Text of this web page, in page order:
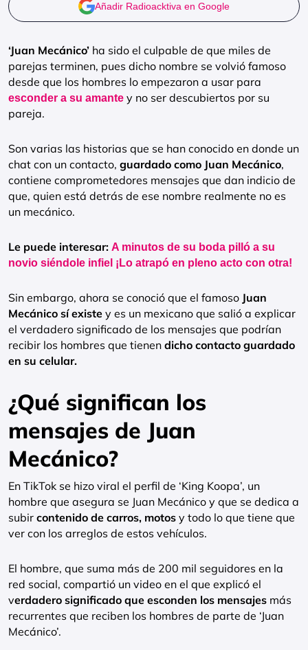
Añadir Radioacktiva en Google
‘Juan Mecánico’ ha sido el culpable de que miles de
parejas terminen, pues dicho nombre se volvió famoso
desde que los hombres lo empezaron a usar para
esconder a su amante y no ser descubiertos por su
pareja.
Son varias las historias que se han conocido en donde un
chat con un contacto, guardado como Juan Mecánico,
contiene comprometedores mensajes que dan indicio de
que, quien está detrás de ese nombre realmente no es
un mecánico.
Le puede interesar: A minutos de su boda pilló a su
novio siéndole infiel ¡Lo atrapó en pleno acto con otra!
Sin embargo, ahora se conoció que el famoso Juan
Mecánico sí existe y es un mexicano que salió a explicar
el verdadero significado de los mensajes que podrían
recibir los hombres que tienen dicho contacto guardado
en su celular.
¿Qué significan los
mensajes de Juan
Mecánico?
En TikTok se hizo viral el perfil de ‘King Koopa’, un
hombre que asegura se Juan Mecánico y que se dedica a
subir contenido de carros, motos y todo lo que tiene que
ver con los arreglos de estos vehículos.
El hombre, que suma más de 200 mil seguidores en la
red social, compartió un video en el que explicó el
verdadero significado que esconden los mensajes más
recurrentes que reciben los hombres de parte de ‘Juan
Mecánico’.